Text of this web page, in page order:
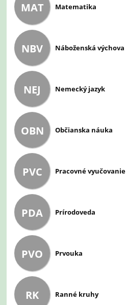
MAT Matematika
NBV Náboženská výchova
NEJ Nemecký jazyk
OBN Občianska náuka
PVC Pracovné vyučovanie
PDA Prírodoveda
PVO Prvouka
RK Ranné kruhy